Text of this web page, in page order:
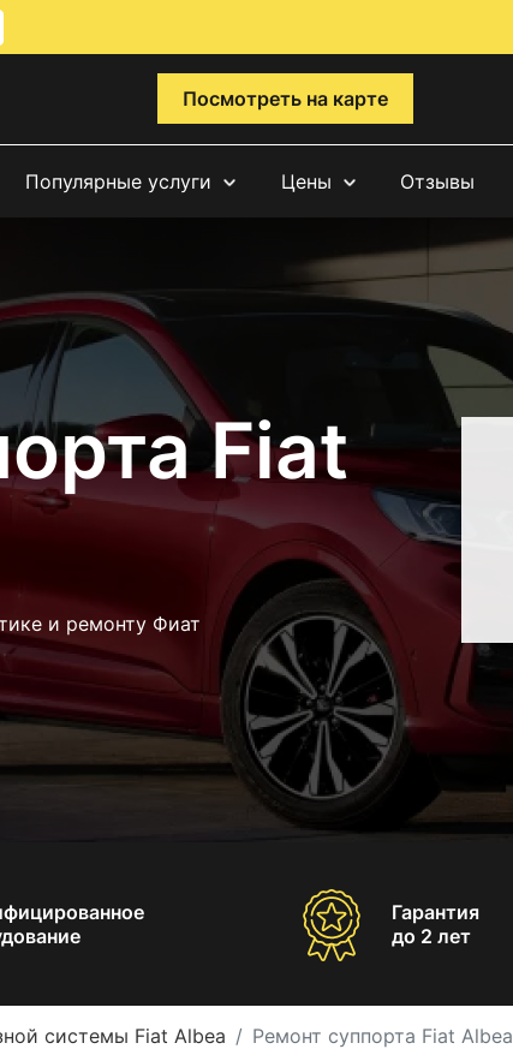
Посмотреть на карте
Популярные услуги Цены Отзывы
Fiat
и ремонту Фиат
Гарантия
до 2 лет
системы Fiat Albea Ремонт суппорта Fiat Albea